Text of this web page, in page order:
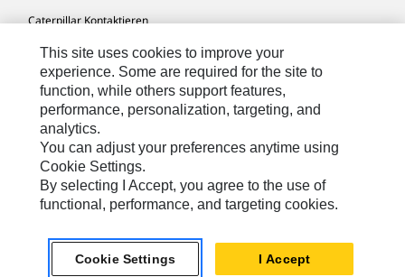
Caterpillar Kontaktieren
Meine Marketing-Präferenzen
Seitenübersicht
Cookie Settings
Rechtliche Hinweise
Datenschutz
Europe-German© 2026 Caterpillar. Alle Rechte vorbehalten.
This site uses cookies to improve your
experience. Some are required for the site to
function, while others support features,
performance, personalization, targeting, and
analytics.
You can adjust your preferences anytime using
Cookie Settings.
By selecting I Accept, you agree to the use of
functional, performance, and targeting cookies.
Cookie Settings I Accept